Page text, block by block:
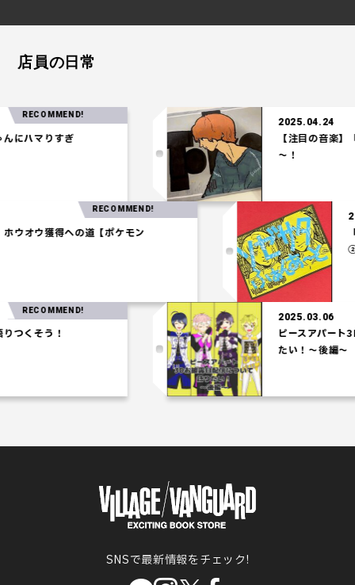
店員の日常
りすぎ
2025.04.24
【注目の音楽】「Tele
～！
一パ】ホウオウ獲得への道【ポケモン
RECOMMEND!
う！
2025.03.06
ピースアパート3Dお披
たい！～後編～
SNSで最新情報をチェック!